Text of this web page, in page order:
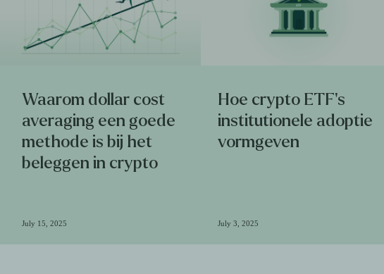
Waarom dollar cost
averaging een goede
methode is bij het
beleggen in crypto
July 15, 2025
Hoe crypto ETF's
institutionele adoptie
vormgeven
July 3, 2025